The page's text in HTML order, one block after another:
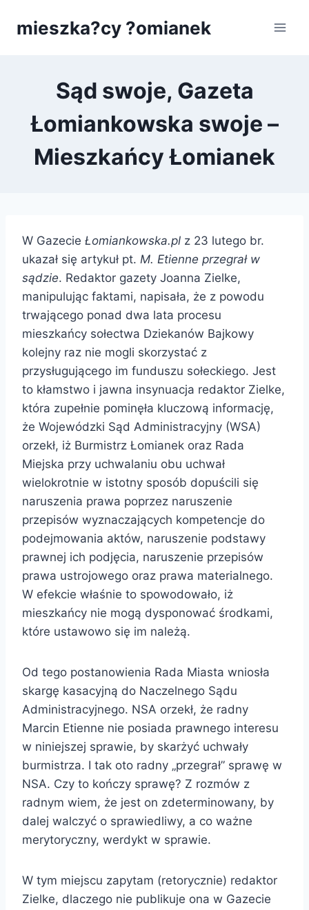
mieszka?cy ?omianek
Sąd swoje, Gazeta
Łomiankowska swoje –
Mieszkańcy Łomianek
W Gazecie Łomiankowska.pl z 23 lutego br.
ukazał się artykuł pt. M. Etienne przegrał w
sądzie. Redaktor gazety Joanna Zielke,
manipulując faktami, napisała, że z powodu
trwającego ponad dwa lata procesu
mieszkańcy sołectwa Dziekanów Bajkowy
kolejny raz nie mogli skorzystać z
przysługującego im funduszu sołeckiego. Jest
to kłamstwo i jawna insynuacja redaktor Zielke,
która zupełnie pominęła kluczową informację,
że Wojewódzki Sąd Administracyjny (WSA)
orzekł, iż Burmistrz Łomianek oraz Rada
Miejska przy uchwalaniu obu uchwał
wielokrotnie w istotny sposób dopuścili się
naruszenia prawa poprzez naruszenie
przepisów wyznaczających kompetencje do
podejmowania aktów, naruszenie podstawy
prawnej ich podjęcia, naruszenie przepisów
prawa ustrojowego oraz prawa materialnego.
W efekcie właśnie to spowodowało, iż
mieszkańcy nie mogą dysponować środkami,
które ustawowo się im należą.
Od tego postanowienia Rada Miasta wniosła
skargę kasacyjną do Naczelnego Sądu
Administracyjnego. NSA orzekł, że radny
Marcin Etienne nie posiada prawnego interesu
w niniejszej sprawie, by skarżyć uchwały
burmistrza. I tak oto radny „przegrał” sprawę w
NSA. Czy to kończy sprawę? Z rozmów z
radnym wiem, że jest on zdeterminowany, by
dalej walczyć o sprawiedliwy, a co ważne
merytoryczny, werdykt w sprawie.
W tym miejscu zapytam (retorycznie) redaktor
Zielke, dlaczego nie publikuje ona w Gazecie